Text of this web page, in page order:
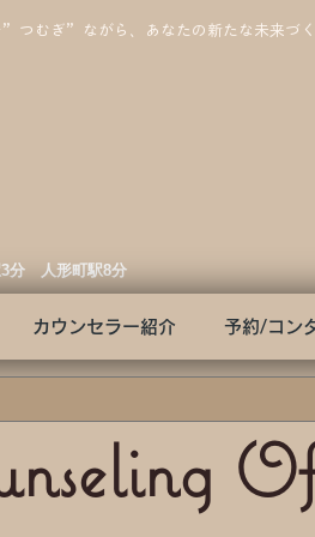
つむぎ”ながら、あなたの新たな未来づく
人形町駅8分
カウンセラー紹介 予約/コン